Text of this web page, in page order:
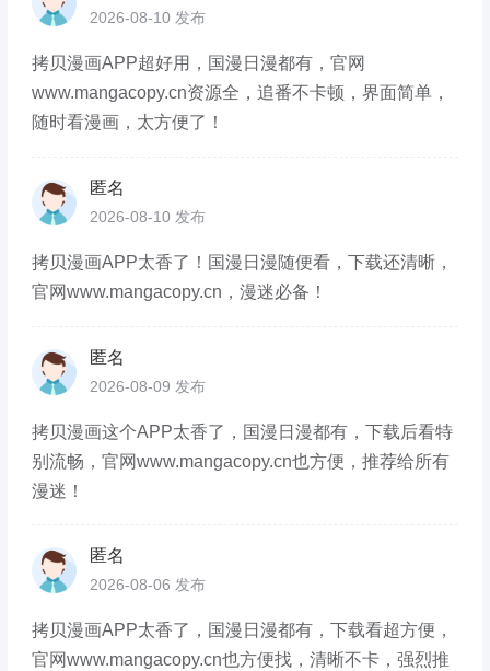
2026-08-10 发布
拷贝漫画APP超好用，国漫日漫都有，官网
www.mangacopy.cn资源全，追番不卡顿，界面简单，
随时看漫画，太方便了！
匿名
2026-08-10 发布
拷贝漫画APP太香了！国漫日漫随便看，下载还清晰，
官网www.mangacopy.cn，漫迷必备！
匿名
2026-08-09 发布
拷贝漫画这个APP太香了，国漫日漫都有，下载后看特
别流畅，官网www.mangacopy.cn也方便，推荐给所有
漫迷！
匿名
2026-08-06 发布
拷贝漫画APP太香了，国漫日漫都有，下载看超方便，
官网www.mangacopy.cn也方便找，清晰不卡，强烈推